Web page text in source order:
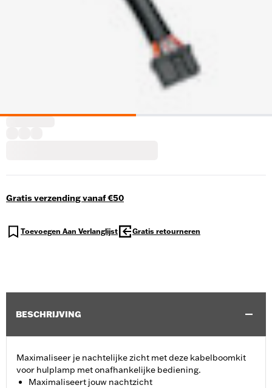
Gratis verzending vanaf €50
Toevoegen Aan Verlanglijst Gratis retourneren
BESCHRIJVING
Maximaliseer je nachtelijke zicht met deze kabelboomkit
voor hulplamp met onafhankelijke bediening.
Maximaliseert jouw nachtzicht